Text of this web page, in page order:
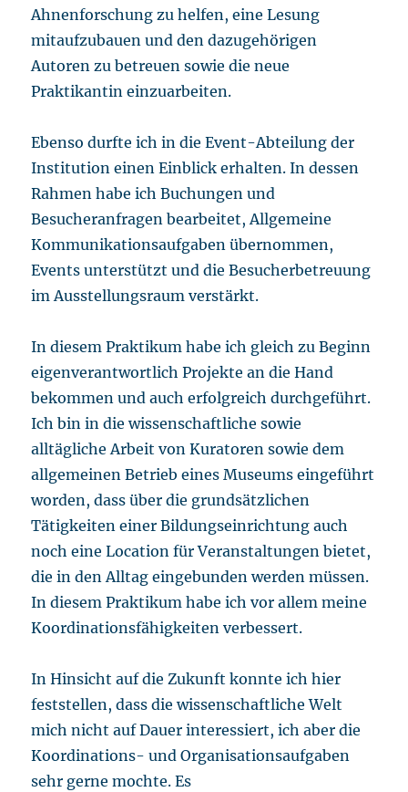
Ahnenforschung zu helfen, eine Lesung
mitaufzubauen und den dazugehörigen
Autoren zu betreuen sowie die neue
Praktikantin einzuarbeiten.
Ebenso durfte ich in die Event-Abteilung der
Institution einen Einblick erhalten. In dessen
Rahmen habe ich Buchungen und
Besucheranfragen bearbeitet, Allgemeine
Kommunikationsaufgaben übernommen,
Events unterstützt und die Besucherbetreuung
im Ausstellungsraum verstärkt.
In diesem Praktikum habe ich gleich zu Beginn
eigenverantwortlich Projekte an die Hand
bekommen und auch erfolgreich durchgeführt.
Ich bin in die wissenschaftliche sowie
alltägliche Arbeit von Kuratoren sowie dem
allgemeinen Betrieb eines Museums eingeführt
worden, dass über die grundsätzlichen
Tätigkeiten einer Bildungseinrichtung auch
noch eine Location für Veranstaltungen bietet,
die in den Alltag eingebunden werden müssen.
In diesem Praktikum habe ich vor allem meine
Koordinationsfähigkeiten verbessert.
In Hinsicht auf die Zukunft konnte ich hier
feststellen, dass die wissenschaftliche Welt
mich nicht auf Dauer interessiert, ich aber die
Koordinations- und Organisationsaufgaben
sehr gerne mochte. Es